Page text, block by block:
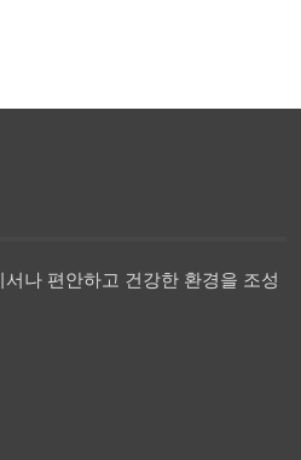
나 편안하고 건강한 환경을 조성